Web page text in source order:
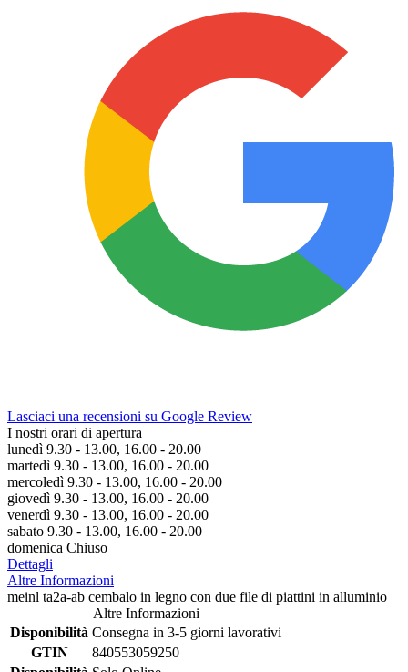
Lasciaci una recensioni su Google Review
I nostri orari di apertura
lunedì 9.30 - 13.00, 16.00 - 20.00
martedì 9.30 - 13.00, 16.00 - 20.00
mercoledì 9.30 - 13.00, 16.00 - 20.00
giovedì 9.30 - 13.00, 16.00 - 20.00
venerdì 9.30 - 13.00, 16.00 - 20.00
sabato 9.30 - 13.00, 16.00 - 20.00
domenica Chiuso
Dettagli
Altre Informazioni
meinl ta2a-ab cembalo in legno con due file di piattini in alluminio
Altre Informazioni
Disponibilità Consegna in 3-5 giorni lavorativi
GTIN
840553059250